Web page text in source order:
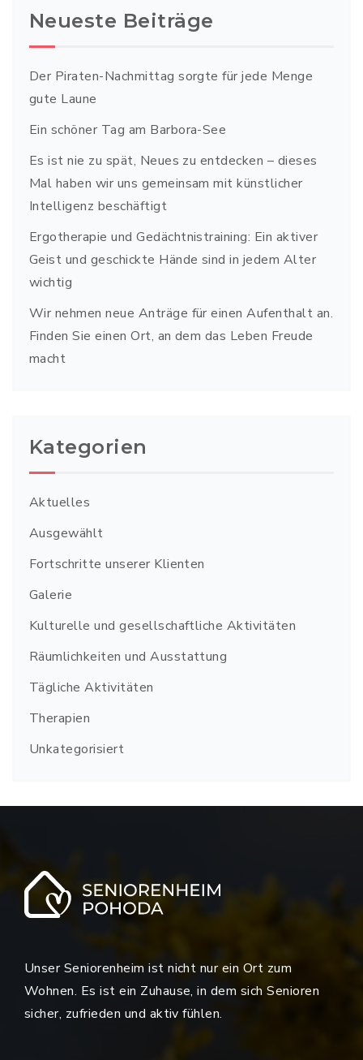
Neueste Beiträge
Der Piraten-Nachmittag sorgte für jede Menge
gute Laune
Ein schöner Tag am Barbora-See
Es ist nie zu spät, Neues zu entdecken – dieses
Mal haben wir uns gemeinsam mit künstlicher
Intelligenz beschäftigt
Ergotherapie und Gedächtnistraining: Ein aktiver
Geist und geschickte Hände sind in jedem Alter
wichtig
Wir nehmen neue Anträge für einen Aufenthalt an.
Finden Sie einen Ort, an dem das Leben Freude
macht
Kategorien
Aktuelles
Ausgewählt
Fortschritte unserer Klienten
Galerie
Kulturelle und gesellschaftliche Aktivitäten
Räumlichkeiten und Ausstattung
Tägliche Aktivitäten
Therapien
Unkategorisiert
Unser Seniorenheim ist nicht nur ein Ort zum
Wohnen. Es ist ein Zuhause, in dem sich Senioren
sicher, zufrieden und aktiv fühlen.